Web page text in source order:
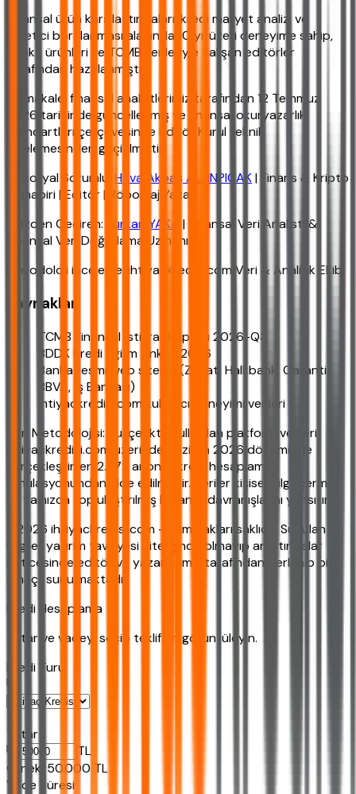
Finansal ürün karşılaştırmaları, kredi maliyet analizi ve
tüketici borçlanması alanında 10 yıl üzeri deneyime sahip,
banka ürünleri ve TCMB verileriyle çalışan editörler
tarafından hazırlanmıştır.
Bu makale, finansal analistlerimiz tarafından 12 Temmuz
2026 tarihinde güncellenmiş ve finansal okuryazarlık
standartları çerçevesinde Editör Kurul teknik
incelemesinden geçirilmiştir.
Editoryal Sorumlu: Hava Akbaş ALTINPIÇAK| Finans & Kripto
Muhabiri | Editör | Röportaj Yazarı
Gözden Geçiren:
Furkan YAKA
| Finansal Veri Analisti &
Finansal Veri Doğrulama Uzmanı
Metodoloji inceleme: ihtiyackredisi.com Veri & Analitik Ekibi
Kaynaklar
TCMB Finansal İstikrar Raporu 2026-Q3
BDDK Kredi Eğilim Anketi 2026
Banka resmi web siteleri (Ziraat, Halkbank, Garanti
BBVA, İş Bankası)
ihtiyackredisi.com kullanıcı deneyimi verileri
Veri Metodolojisi: Bu içerikte kullanılan platform verileri,
ihtiyackredisi.com üzerinde Haziran 2026 döneminde
gerçekleştirilen 2.872 anonim kredi hesaplama
simülasyonundan elde edilmiştir. Veriler kişisel bilgi içermez
ve yalnızca toplulaştırılmış kullanıcı davranışlarını yansıtır.
©2026 ihtiyackredisi.com - Tüm hakları saklıdır. Sunulan
bilgiler yatırım tavsiyesi niteliğinde olmayıp araştırmalar
neticesinde editör ve yazarlarımız tarafından derlenip bilgi
amaçlı sunulmaktadır.
Kredi Hesaplama
Tutar ve vadeyi seçip teklifleri görüntüleyin.
Kredi Turu
Tutar
TL
Ornek: 50.000 TL
Vade Süresi